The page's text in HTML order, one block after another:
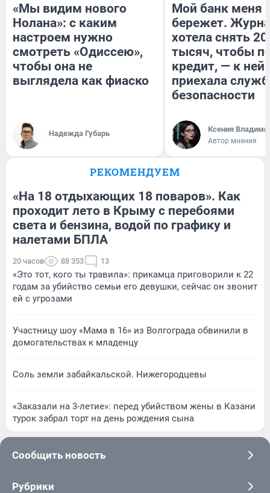
«Мы видим нового
Нолана»: с каким
настроем нужно
смотреть «Одиссею»,
чтобы она не
выглядела как фиаско
Надежда Губарь
Мой банк меня
бережет.
хотела снять
тысяч, чтобы
кредит, — к
приехала
безопасности
Ксения
Автор мнения
РЕКОМЕНДУЕМ
«На 18 отдыхающих 18 поваров». Как
проходит лето в Крыму с перебоями
света и бензина, водой по графику и
налетами БПЛА
20 часов 88 353 13
«Это тот, кого ты травила»: прикамца приговорили к 22
годам за убийство семьи его девушки, сейчас он звонит
ей с угрозами
Участницу шоу «Мама в 16» из Волгограда обвинили в
домогательствах к младенцу
Соль земли забайкальской. Нижегородцевы
«Заказали на 3-летие»: перед убийством жены в Казани
турок забрал торт на день рождения сына
Сообщить новость
Рубрики